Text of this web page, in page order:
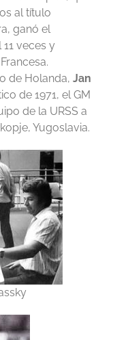
al título
ganó el
veces y
de Holanda, Jan
de 1971, el GM
de la URSS a
Yugoslavia.